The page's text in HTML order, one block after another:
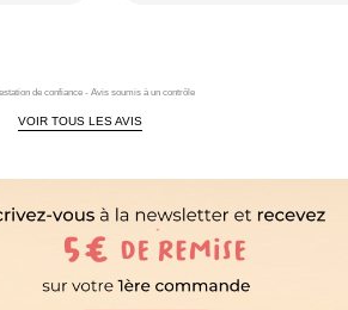
de confiance - Avis soumis à un contrôle
VOIR TOUS LES AVIS